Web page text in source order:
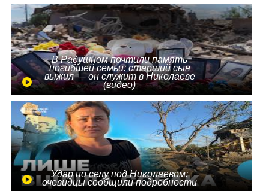
В Радушном почтили память
погибшей семьи: старший сын
выжил — он служит в Николаеве
(видео)
Удар по селу под Николаевом:
очевидцы сообщили подробности